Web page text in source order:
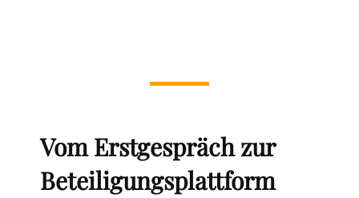
Vom Erstgespräch zur
Beteiligungsplattform